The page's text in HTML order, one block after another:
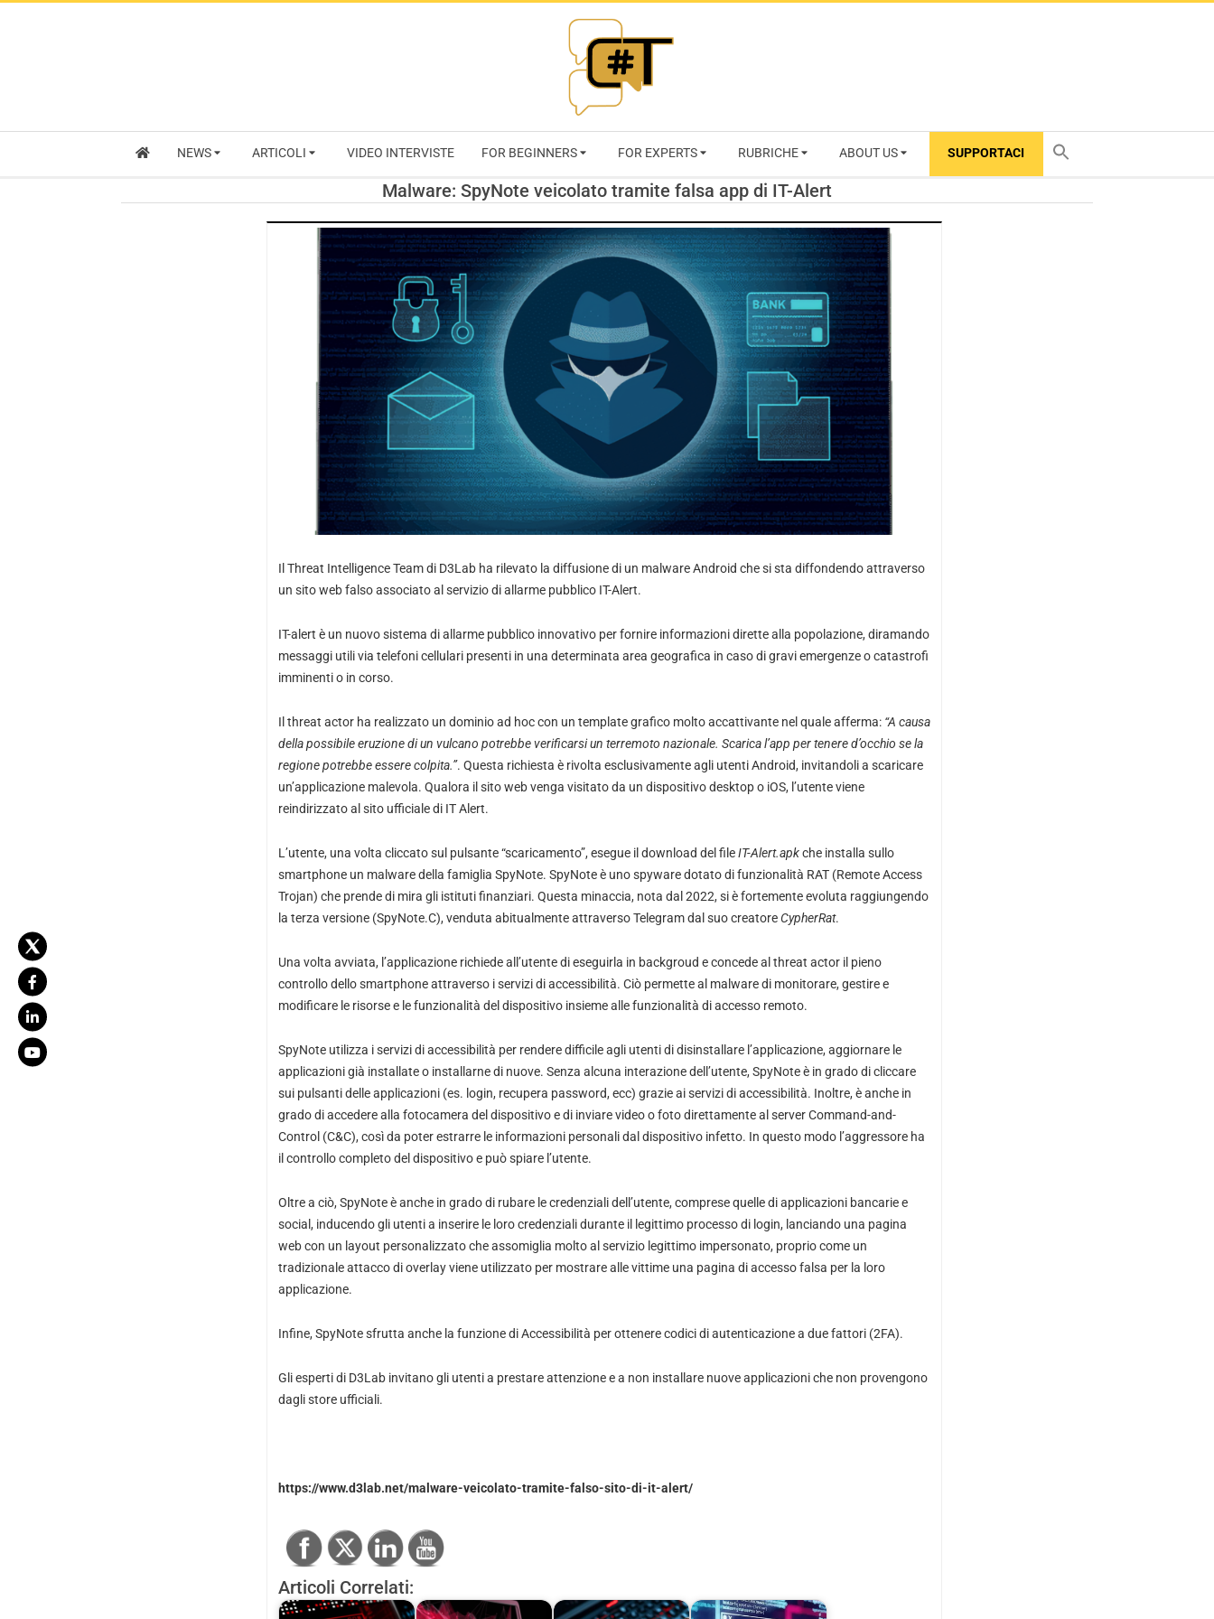
RIVISTA
CYBERSECURITY
TRENDS
NEWS ARTICOLI VIDEO INTERVISTE FOR BEGINNERS FOR EXPERTS RUBRICHE ABOUT US SUPPORTACI
Malware: SpyNote veicolato tramite falsa app di IT-Alert
Il Threat Intelligence Team di D3Lab ha rilevato la diffusione di un malware Android che si sta diffondendo attraverso
un sito web falso associato al servizio di allarme pubblico IT-Alert.
IT-alert è un nuovo sistema di allarme pubblico innovativo per fornire informazioni dirette alla popolazione, diramando
messaggi utili via telefoni cellulari presenti in una determinata area geografica in caso di gravi emergenze o catastrofi
imminenti o in corso.
Il threat actor ha realizzato un dominio ad hoc con un template grafico molto accattivante nel quale afferma: “A causa
della possibile eruzione di un vulcano potrebbe verificarsi un terremoto nazionale. Scarica l’app per tenere d’occhio se la
regione potrebbe essere colpita.”. Questa richiesta è rivolta esclusivamente agli utenti Android, invitandoli a scaricare
un’applicazione malevola. Qualora il sito web venga visitato da un dispositivo desktop o iOS, l’utente viene
reindirizzato al sito ufficiale di IT Alert.
L’utente, una volta cliccato sul pulsante “scaricamento”, esegue il download del fileIT-Alert.apkche installa sullo
smartphone un malware della famiglia SpyNote. SpyNote è uno spyware dotato di funzionalità RAT (Remote Access
Trojan) che prende di mira gli istituti finanziari. Questa minaccia, nota dal 2022, si è fortemente evoluta raggiungendo
la terza versione (SpyNote.C), venduta abitualmente attraverso Telegram dal suo creatoreCypherRat.
Una volta avviata, l’applicazione richiede all’utente di eseguirla in backgroud e concede al threat actor il pieno
controllo dello smartphone attraverso i servizi di accessibilità. Ciò permette al malware di monitorare, gestire e
modificare le risorse e le funzionalità del dispositivo insieme alle funzionalità di accesso remoto.
SpyNote utilizza i servizi di accessibilità per rendere difficile agli utenti di disinstallare l’applicazione, aggiornare le
applicazioni già installate o installarne di nuove. Senza alcuna interazione dell’utente, SpyNote è in grado di cliccare
sui pulsanti delle applicazioni (es. login, recupera password, ecc) grazie ai servizi di accessibilità. Inoltre, è anche in
grado di accedere alla fotocamera del dispositivo e di inviare video o foto direttamente al server Command-and-
Control (C&C), così da poter estrarre le informazioni personali dal dispositivo infetto. In questo modo l’aggressore ha
il controllo completo del dispositivo e può spiare l’utente.
Oltre a ciò, SpyNote è anche in grado di rubare le credenziali dell’utente, comprese quelle di applicazioni bancarie e
social, inducendo gli utenti a inserire le loro credenziali durante il legittimo processo di login, lanciando una pagina
web con un layout personalizzato che assomiglia molto al servizio legittimo impersonato, proprio come un
tradizionale attacco di overlay viene utilizzato per mostrare alle vittime una pagina di accesso falsa per la loro
applicazione.
Infine, SpyNote sfrutta anche la funzione di Accessibilità per ottenere codici di autenticazione a due fattori (2FA).
Gli esperti di D3Lab invitano gli utenti a prestare attenzione e a non installare nuove applicazioni che non provengono
dagli store ufficiali.
https://www.d3lab.net/malware-veicolato-tramite-falso-sito-di-it-alert/
Articoli Correlati: